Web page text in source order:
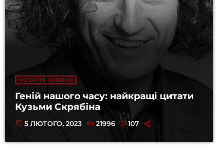
МУЗИЧНІ НОВИНИ
Геній нашого часу: найкращі цитати
Кузьми Скрябіна
today 5 ЛЮТОГО, 2023 21996 107